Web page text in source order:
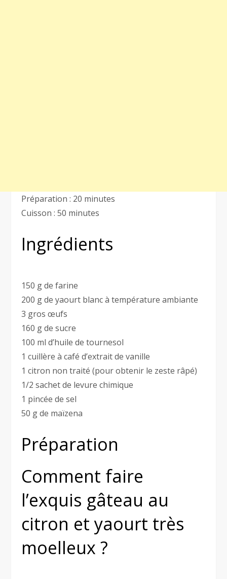
Préparation : 20 minutes
Cuisson : 50 minutes
Ingrédients
150 g de farine
200 g de yaourt blanc à température ambiante
3 gros œufs
160 g de sucre
100 ml d’huile de tournesol
1 cuillère à café d’extrait de vanille
1 citron non traité (pour obtenir le zeste râpé)
1/2 sachet de levure chimique
1 pincée de sel
50 g de maïzena
Préparation
Comment faire
l’exquis gâteau au
citron et yaourt très
moelleux ?